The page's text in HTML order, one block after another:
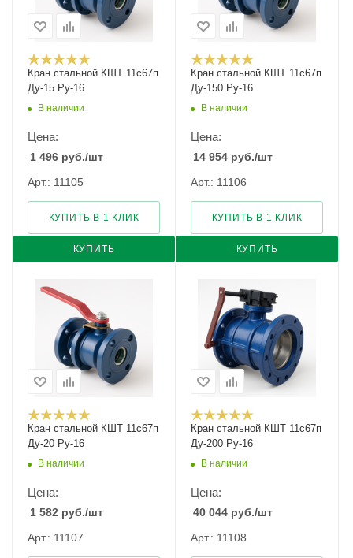
Кран стальной КШТ 11с67п
Ду-15 Ру-16
В наличии
Цена:
1 496 руб./шт
Арт.: 11105
КУПИТЬ
КУПИТЬ В 1 КЛИК
Кран стальной КШТ 11с67п
Ду-150 Ру-16
В наличии
Цена:
14 954 руб./шт
Арт.: 11106
КУПИТЬ
КУПИТЬ В 1 КЛИК
Кран стальной КШТ 11с67п
Ду-20 Ру-16
В наличии
Цена:
1 582 руб./шт
Арт.: 11107
Кран стальной КШТ 11с67п
Ду-200 Ру-16
В наличии
Цена:
40 044 руб./шт
Арт.: 11108